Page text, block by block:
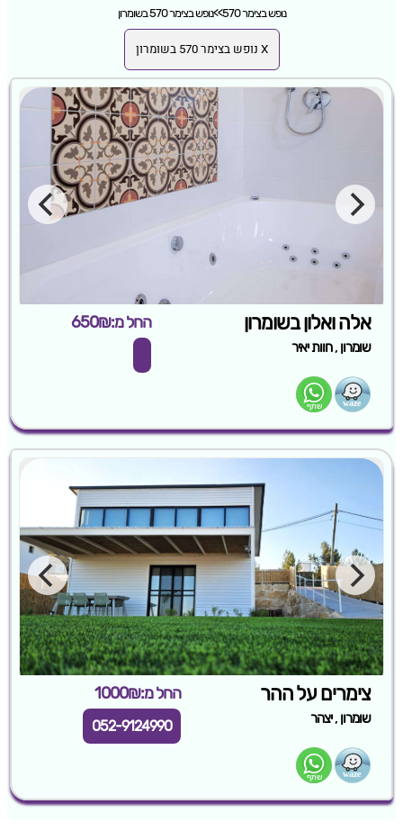
נופש בצימר 570 >>נופש בצימר 570 בשומרון
X נופש בצימר 570 בשומרון
אלה ואלון בשומרון החל מ:650₪
שומרון ,חוות יאיר
צימרים על ההר החל מ:1000₪
שומרון ,יצהר 052-9124990